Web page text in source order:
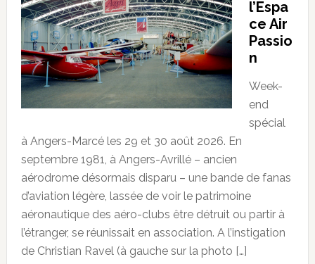
l’Espa
ce Air
Passio
n
Week-
end
spécial
à Angers-Marcé les 29 et 30 août 2026. En
septembre 1981, à Angers-Avrillé – ancien
aérodrome désormais disparu – une bande de fanas
d’aviation légère, lassée de voir le patrimoine
aéronautique des aéro-clubs être détruit ou partir à
l’étranger, se réunissait en association. A l’instigation
de Christian Ravel (à gauche sur la photo […]